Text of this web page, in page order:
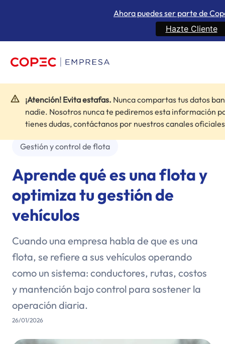
Ahora puedes ser parte de
Hazte Cliente
¡Atención! Evita estafas. Nunca compartas tus datos
nadie. Nosotros nunca te pediremos esta información
tienes dudas, contáctanos por nuestros canales
Inicio» Blogs»Aprende qué es una flota y optimiza tu gestión
de vehículos
Gestión y control de flota
Aprende qué es una flota y
optimiza tu gestión de
vehículos
Cuando una empresa habla de que es una
flota, se refiere a sus vehículos operando
como un sistema: conductores, rutas, costos
y mantención bajo control para sostener la
operación diaria.
26/01/2026